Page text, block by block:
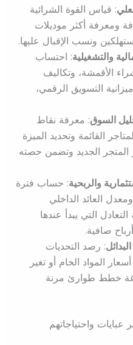
: قياس القوة الشرائية
ومعرفة أكثر موديلات
ونسب الإقبال عليها.
والتشغيلية: احتساب
الأقمشة، وتكاليف
التسويق الرقمي،
السوق: معرفة نقاط
القائمة وتحديد الميزة
المتجر الجديد وتضمن حصته
والربحية: حساب فترة
العائد الداخلي
التي يبدأ عندها
صافية.
: رصد التحديات
المواد الخام أو تغير
خطط طوارئ مرنة
عبايات واحتياجاتهم